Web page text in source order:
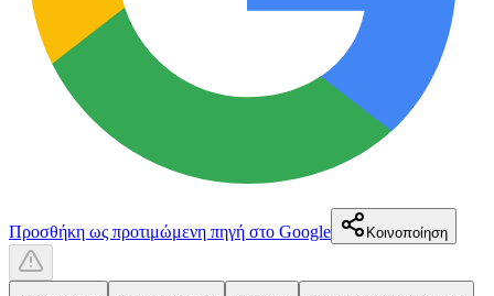
Προσθήκη ως προτιμώμενη πηγή στο Google Κοινοποίηση